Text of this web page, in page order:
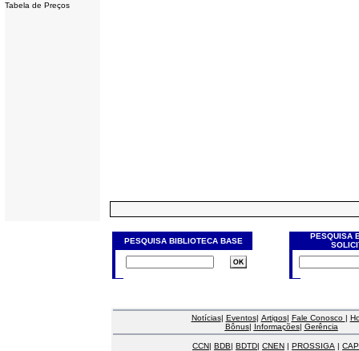
Tabela de Preços
PESQUISA BIBLIOTECA BASE
PESQUISA
Notícias| Eventos| Artigos| Fale Conosco |
Bônus| Informações| Gerência
CCN| BDB| BDTD| CNEN | PROSSIGA |